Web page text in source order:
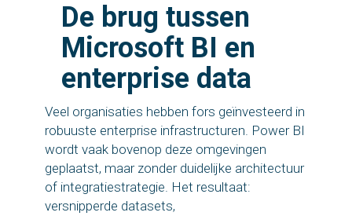
De brug tussen
Microsoft BI en
enterprise data
Veel organisaties hebben fors geïnvesteerd in
robuuste enterprise infrastructuren. Power BI
wordt vaak bovenop deze omgevingen
geplaatst, maar zonder duidelijke architectuur
of integratiestrategie. Het resultaat:
versnipperde datasets,